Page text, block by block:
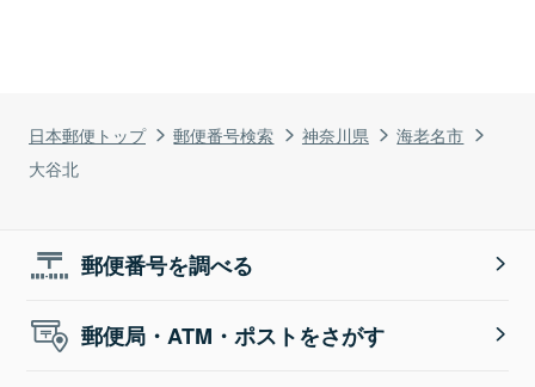
日本郵便トップ 郵便番号検索 神奈川県
海老名市
大谷北
郵便番号を調べる
郵便局・ATM・ポストをさがす